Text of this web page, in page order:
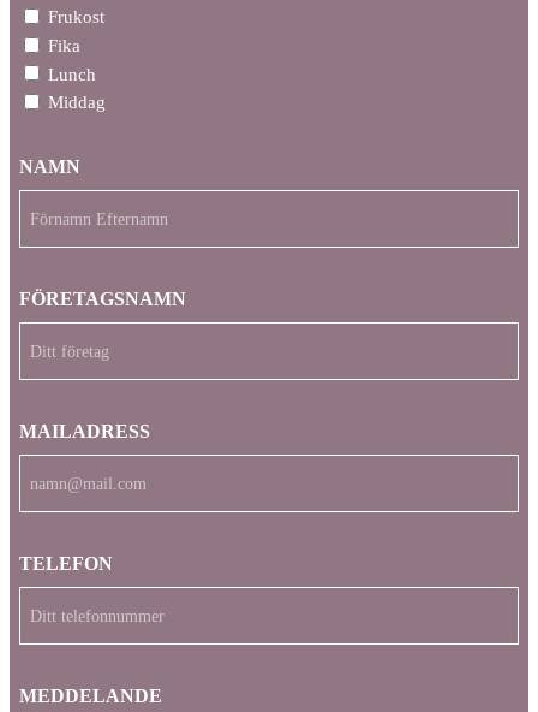
Frukost
Fika
Lunch
Middag
NAMN
FÖRETAGSNAMN
MAILADRESS
TELEFON
MEDDELANDE